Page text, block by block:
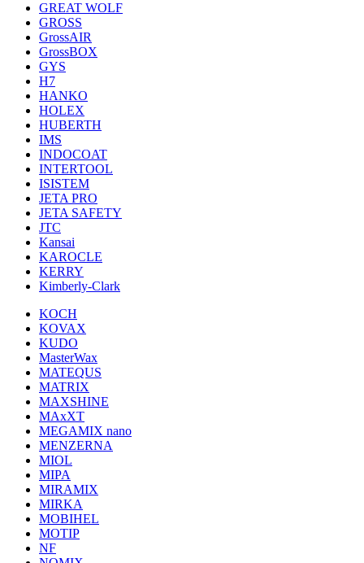
GREAT WOLF
GROSS
GrossAIR
GrossBOX
GYS
H7
HANKO
HOLEX
HUBERTH
IMS
INDOCOAT
INTERTOOL
ISISTEM
JETA PRO
JETA SAFETY
JTC
Kansai
KAROCLE
KERRY
Kimberly-Clark
KOCH
KOVAX
KUDO
MasterWax
MATEQUS
MATRIX
MAXSHINE
MAxXT
MEGAMIX nano
MENZERNA
MIOL
MIPA
MIRAMIX
MIRKA
MOBIHEL
MOTIP
NF